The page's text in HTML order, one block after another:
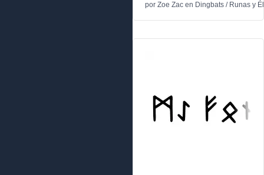
por Zoe Zac en Dingbats / Runas y